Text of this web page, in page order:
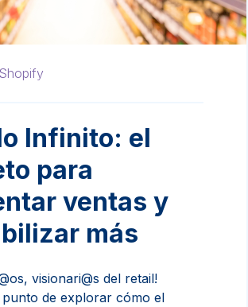
Infinito: el
para
ventas y
más
visionari@s del retail!
punto de explorar cómo el